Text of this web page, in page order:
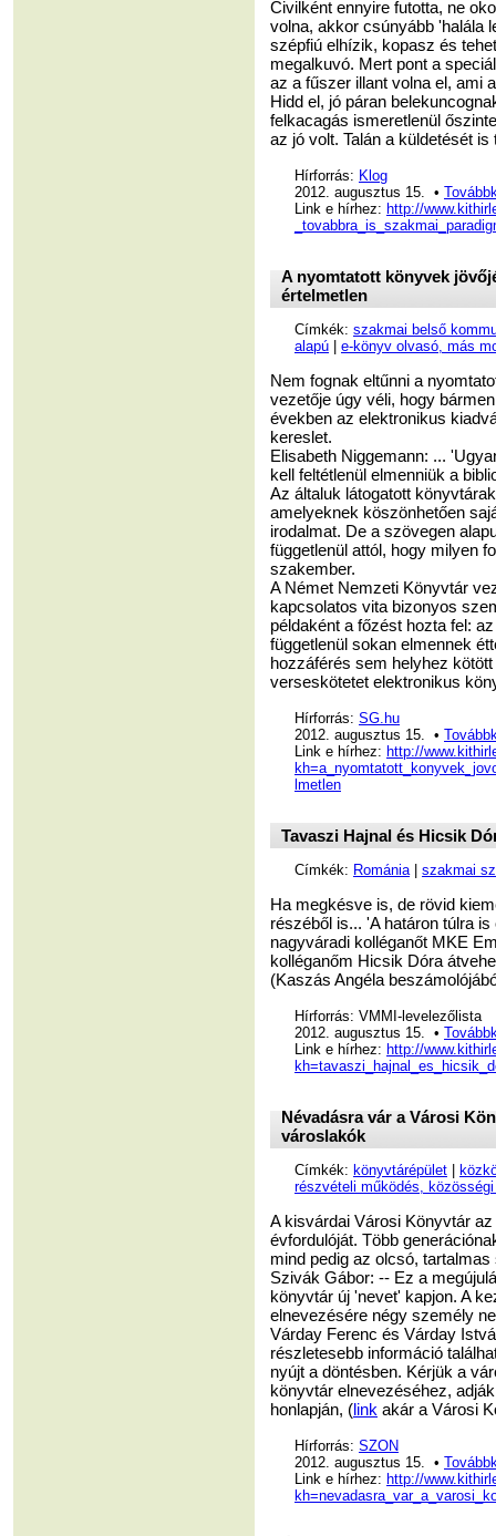
Civilként ennyire futotta, ne
volna, akkor csúnyább 'halála
szépfiú elhízik, kopasz és
megalkuvó. Mert pont a
az a fűszer illant volna el, ami
Hidd el, jó páran
felkacagás ismeretlenül
az jó volt. Talán a küldetését is
Hírforrás: Klog
2012. augusztus 15. •
Link e hírhez: http://
A nyomtatott könyvek
értelmetlen
Címkék: szakmai belső
alapú
e-könyv olvasó, más
Nem fognak eltűnni a
vezetője úgy véli, hogy
években az elektronikus
kereslet.
Elisabeth Niggemann: ...
kell feltétlenül elmenniük a
Az általuk látogatott
amelyeknek köszönhetően
irodalmat. De a szövegen
függetlenül attól, hogy milyen
szakember.
A Német Nemzeti Könyvtár
kapcsolatos vita bizonyos
példaként a főzést hozta fel:
függetlenül sokan elmennek
hozzáférés sem helyhez
verseskötetet elektronikus
Hírforrás: SG.hu
2012. augusztus 15. •
Link e hírhez: http://
lmetlen
Tavaszi Hajnal és Hicsik
Címkék: Románia| szakmai
Ha megkésve is, de rövid
részéből is... 'A határon túlra
nagyváradi kolléganőt MKE
kolléganőm Hicsik Dóra
(Kaszás Angéla
Hírforrás: VMMI-levelezőlista
2012. augusztus 15. •
Link e hírhez: http://
Névadásra vár a Városi
városlakók
Címkék: könyvtárépület
részvételi működés,
A kisvárdai Városi Könyvtár
évfordulóját. Több
mind pedig az olcsó,
Szivák Gábor: -- Ez a
könyvtár új 'nevet' kapjon. A
elnevezésére négy személy
Várday Ferenc és Várday
részletesebb információ
nyújt a döntésben. Kérjük a
könyvtár elnevezéséhez,
honlapján, (link akár a Városi
Hírforrás: SZON
2012. augusztus 15. •
Link e hírhez: http://